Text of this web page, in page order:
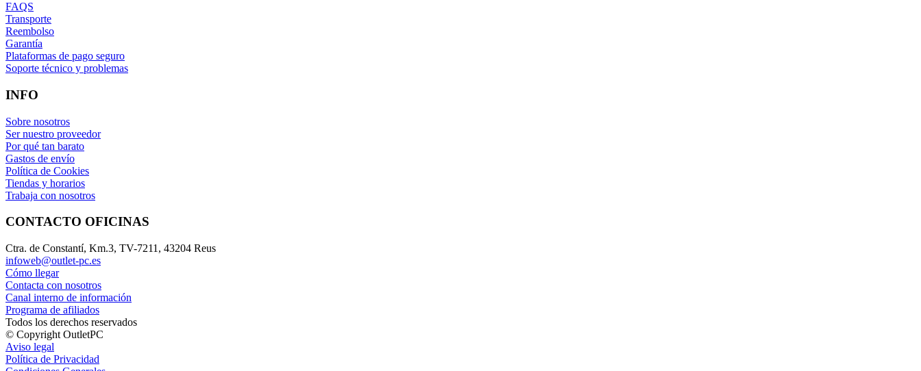
FAQS
Transporte
Reembolso
Garantía
Plataformas de pago seguro
Soporte técnico y problemas
INFO
Sobre nosotros
Ser nuestro proveedor
Por qué tan barato
Gastos de envío
Política de Cookies
Tiendas y horarios
Trabaja con nosotros
CONTACTO OFICINAS
Ctra. de Constantí, Km.3, TV-7211, 43204 Reus
infoweb@outlet-pc.es
Cómo llegar
Contacta con nosotros
Canal interno de información
Programa de afiliados
Todos los derechos reservados
© Copyright OutletPC
Aviso legal
Política de Privacidad